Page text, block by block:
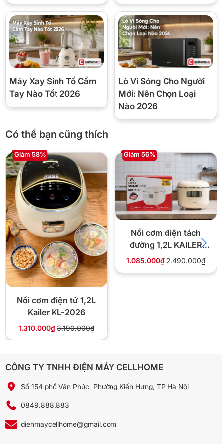
Nồi cơm cao tần Toshiba 1.0L RC-10IX1PV có dễ sử dụng không?
Máy Xay Sinh Tố Cầm
Tay Nào Tốt 2026
Lò Vi Sóng Cho Người
Mới: Nên Chọn Loại
Nào 2026
Có thể bạn cũng thích
Giảm 58%
Nồi cơm điện tử 1,2L
Kailer KL-2026
1.310.000₫ 3.190.000₫
Giảm 56%
Nồi cơm điện tách
đường 1,2L KAILER
KL-1368
1.085.000₫ 2.490.000₫
CÔNG TY TNHH ĐIỆN MÁY CELLHOME
Số 154 phố Văn Phúc, Phường Kiến Hưng, TP Hà Nội
0849.888.883
dienmaycellhome@gmail.com